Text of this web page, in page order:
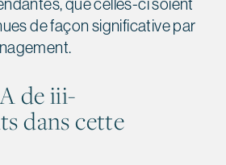
de façon significative par
de iii-
dans cette